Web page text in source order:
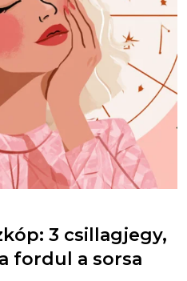
3 csillagjegy,
fordul a sorsa